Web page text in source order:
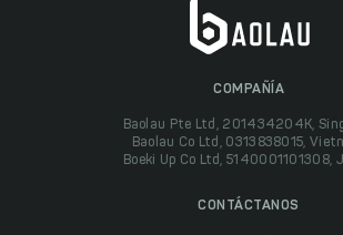
COMPAÑÍA
Baolau Pte Ltd, 201434204K,
Baolau Co Ltd, 0313838015,
Boeki Up Co Ltd, 5140001101308,
CONTÁCTANOS